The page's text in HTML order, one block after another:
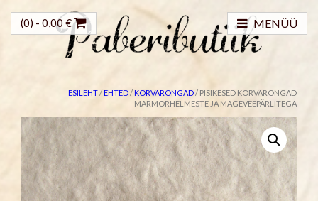
MENÜÜ
(0) - 0,00 €
ESILEHT/EHTED/KÕRVARÕNGAD/ PISIKESED KÕRVARÕNGAD
MARMORHELMESTE JA MAGEVEEPÄRLITEGA